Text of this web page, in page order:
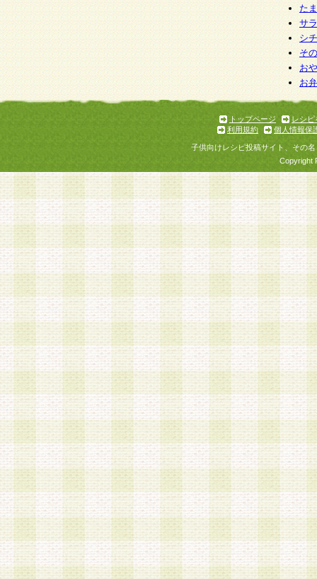
た
サ
シ
そ
お
お
トップページ
レシピ
利用規約
個人情報保
子供向けレシピ投稿サイト、その
Copyright